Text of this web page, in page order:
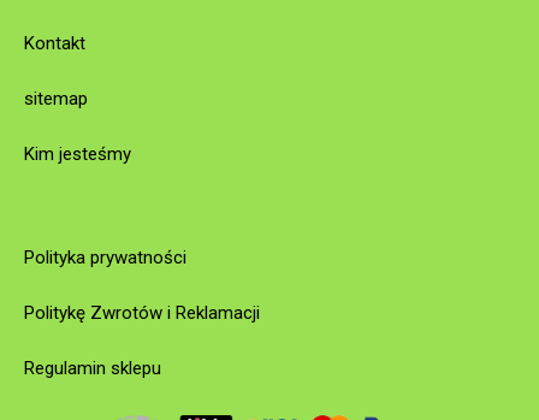
Kontakt
sitemap
Kim jesteśmy
Polityka prywatności
Politykę Zwrotów i Reklamacji
Regulamin sklepu